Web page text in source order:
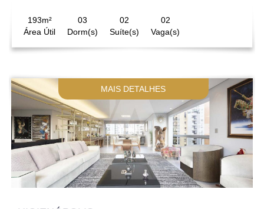
193m²
Área Útil
03
Dorm(s)
02
Suíte(s)
02
Vaga(s)
MAIS DETALHES